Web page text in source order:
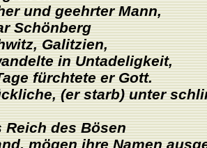
und geehrter Mann,
Schönberg
Galitzien,
in Untadeligkeit,
fürchtete er Gott.
(er starb) unter
Reich des Bösen
mögen ihre Namen